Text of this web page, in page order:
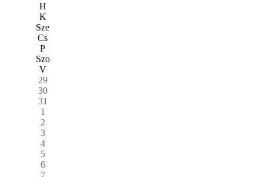
H
K
Sze
Cs
P
Szo
V
29
30
31
1
2
3
4
5
6
7